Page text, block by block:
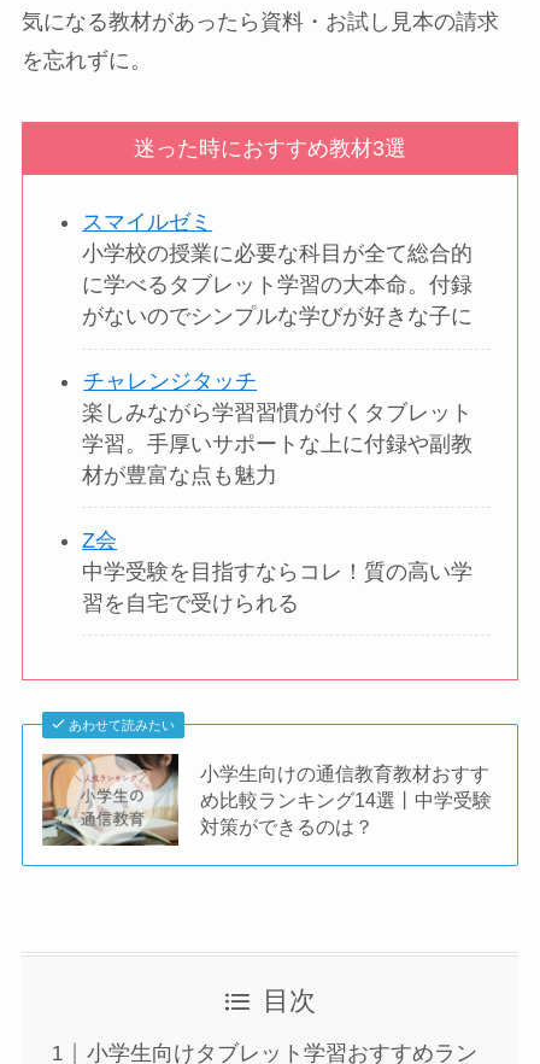
気になる教材があったら資料・お試し見本の請求
を忘れずに。
迷った時におすすめ教材3選
スマイルゼミ
小学校の授業に必要な科目が全て総合的
に学べるタブレット学習の大本命。付録
がないのでシンプルな学びが好きな子に
チャレンジタッチ
楽しみながら学習習慣が付くタブレット
学習。手厚いサポートな上に付録や副教
材が豊富な点も魅力
Z会
中学受験を目指すならコレ！質の高い学
習を自宅で受けられる
あわせて読みたい
小学生向けの通信教育教材おすす
め比較ランキング14選丨中学受験
対策ができるのは？
目次
小学生向けタブレット学習おすすめラン